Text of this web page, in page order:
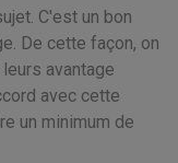
C'est un bon
De cette façon, on
avantage
avec cette
un minimum de